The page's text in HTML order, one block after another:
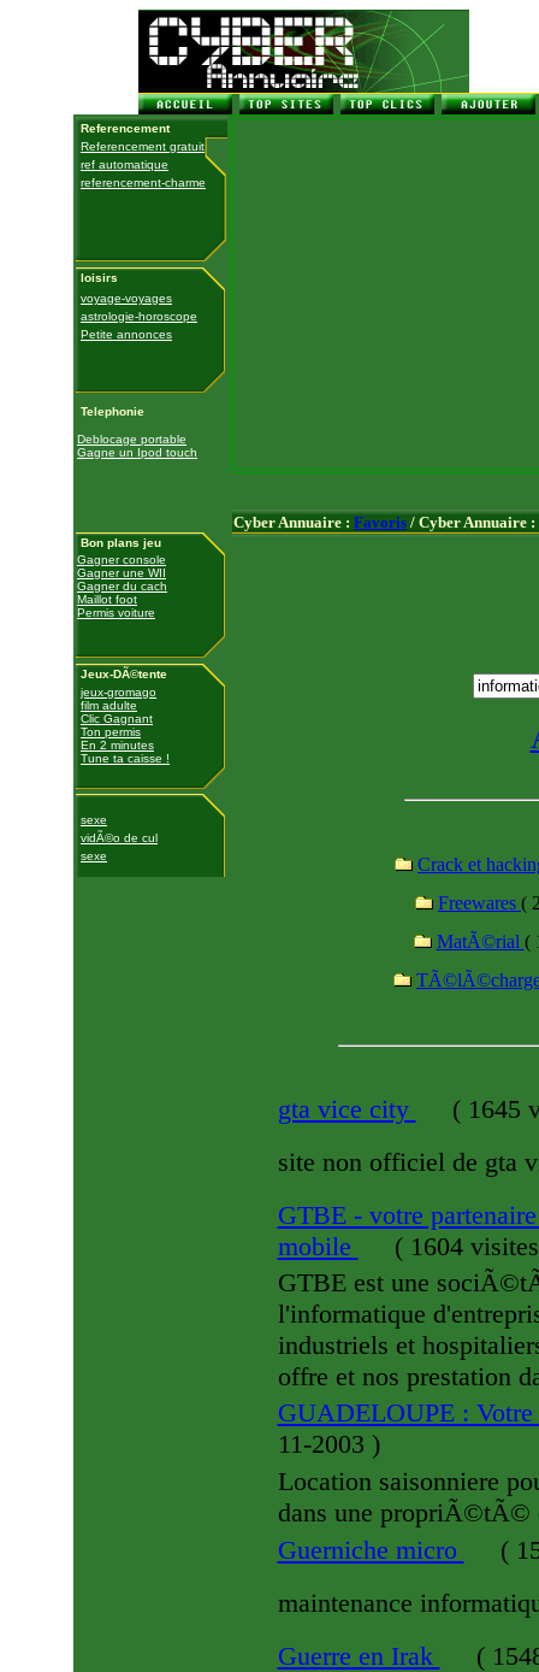
Referencement
Referencement gratuit
ref automatique
referencement-charme
loisirs
voyage-voyages
astrologie-horoscope
Petite annonces
Telephonie
Deblocage portable
Gagne un Ipod touch
Bon plans jeu
Gagner console
Gagner une WII
Gagner du cach
Maillot foot
Permis voiture
Jeux-DÃ©tente
jeux-gromago
film adulte
Clic Gagnant
Ton permis
En 2 minutes
Tune ta caisse !
sexe
vidÃ©o de cul
sexe
Cyber Annuaire : Favoris / Cyber Annuaire :
Crack et
Freewares (
MatÃ©rial (
gta vice city (1645
site non officiel de gta
GTBE - votre
mobile
(1604
GTBE est une
l'informatique
industriels et
offre et nos prestation
GUADELOUPE :
11-2003 )
Location saisonniere
dans une propriÃ©tÃ©
Guerniche micro
(
maintenance
Guerre en Irak
(